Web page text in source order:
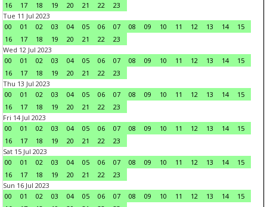
16
17 18 19 20 21 22
23
Tue 11 Jul 2023
00
01 02 03 04 05 06 07 08 09 10 11 12 13 14
15
16
17 18 19 20 21 22
23
Wed 12 Jul 2023
00
01 02 03 04 05 06 07 08 09 10 11 12 13 14
15
16
17 18 19 20 21 22
23
Thu 13 Jul 2023
00
01 02 03 04 05 06 07 08 09 10 11 12 13 14
15
16
17 18 19 20 21 22
23
Fri 14 Jul 2023
00
01 02 03 04 05 06 07 08 09 10 11 12 13 14
15
16
17 18 19 20 21 22
23
Sat 15 Jul 2023
00
01 02 03 04 05 06 07 08 09 10 11 12 13 14
15
16
17 18 19 20 21 22
23
Sun 16 Jul 2023
00
01 02 03 04 05 06 07 08 09 10 11 12 13 14
15